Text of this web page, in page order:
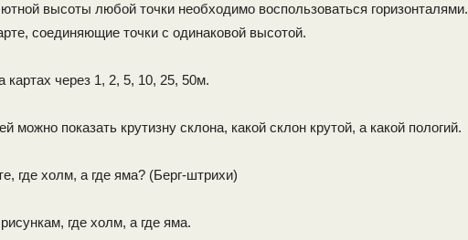
высоты любой точки необходимо воспользоваться горизонталями.
соединяющие точки с одинаковой высотой.
картах через 1, 2, 5, 10, 25, 50м.
можно показать крутизну склона, какой склон крутой, а какой пологий.
где холм, а где яма? (Берг-штрихи)
где холм, а где яма.